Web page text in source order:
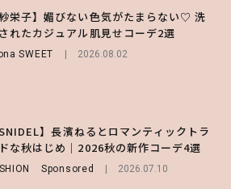
紗栄子】媚びない色気がたまらない♡ 洗
れたカジュアル肌見せコーデ2選
SWEET 2026.08.02
SNIDEL】長濱ねるとロマンティックトラ
な秋はじめ｜2026秋の新作コーデ4選
Sponsored 2026.07.10
ハローキティ】がスシローと初コラボ♡
弾の気になるメニュー＆限定グッズを総
ック！
2026.07.31
大原優乃】夏メイクはプレイフルに！ドキ
しちゃう色っぽ“うるみ目”のつくり方
2026.08.01
SNIDEL】長濱ねるとロマンティックトラ
な秋はじめ｜2026秋の新作コーデ4選
Sponsored 2026.07.10
付録】総柄ハローキティが可愛すぎ♡ 紀
国屋コラボの“優秀保冷バッグ”は夏の強
方！【オトナミューズ9月号増刊】